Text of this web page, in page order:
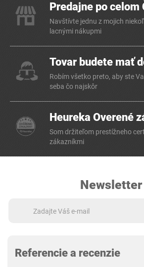
Predajne po celom
Navštívte jednu z mojich
lacnými nákupmi
Tovar budete mať
Robím všetko preto, aby ste
seba čo najskôr
Heureka Overené
Som držiteľom prestížneho
zákazníkmi
Newsletter
Referencie a recenzie